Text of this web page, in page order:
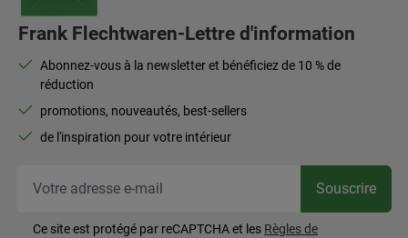
Frank Flechtwaren-Lettre d'information
Abonnez-vous à la newsletter et bénéficiez de 10 % de
réduction
promotions, nouveautés, best-sellers
de l'inspiration pour votre intérieur
Souscrire
Ce site est protégé par reCAPTCHA et les Règles de